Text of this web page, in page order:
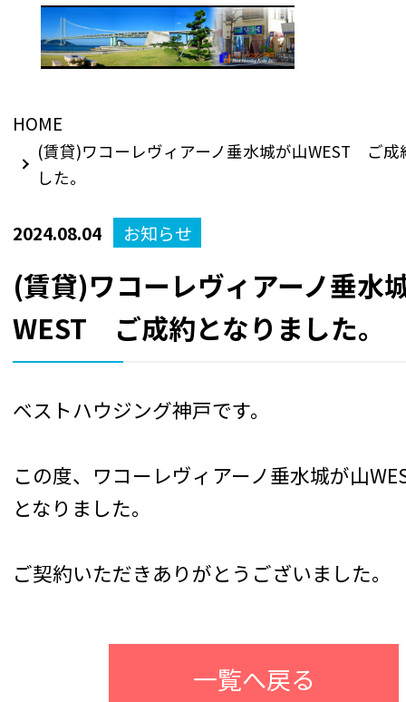
HOME
(賃貸)ワコーレヴィアーノ垂水城が山WEST ご成
した。
2024.08.04 お知らせ
(賃貸)ワコーレヴィアーノ垂水
WEST ご成約となりました。
ベストハウジング神戸です。
この度、ワコーレヴィアーノ垂水城が山
となりました。
ご契約いただきありがとうございました。
一覧へ戻る